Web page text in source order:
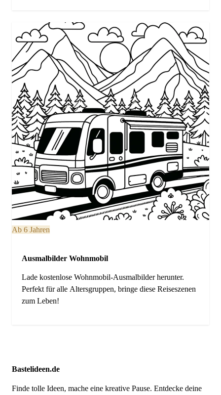
Ab 6 Jahren
Ausmalbilder Wohnmobil
Lade kostenlose Wohnmobil-Ausmalbilder herunter.
Perfekt für alle Altersgruppen, bringe diese Reiseszenen
zum Leben!
Bastelideen.de
Finde tolle Ideen, mache eine kreative Pause. Entdecke deine